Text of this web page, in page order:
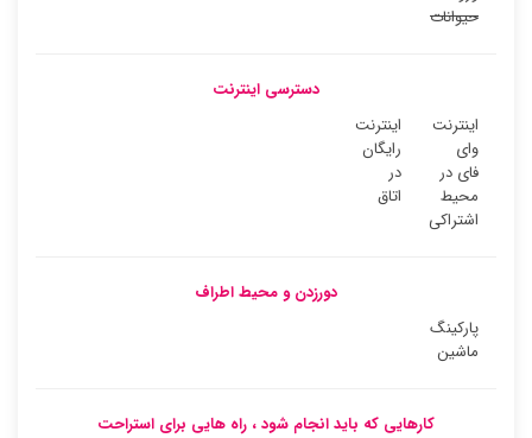
حیوانات
دسترسی اینترنت
اینترنت
وای
فای در
محیط
اشتراکی
اینترنت
رایگان
در
اتاق
دورزدن و محیط اطراف
پارکینگ
ماشین
کارهایی که باید انجام شود ، راه هایی برای استراحت